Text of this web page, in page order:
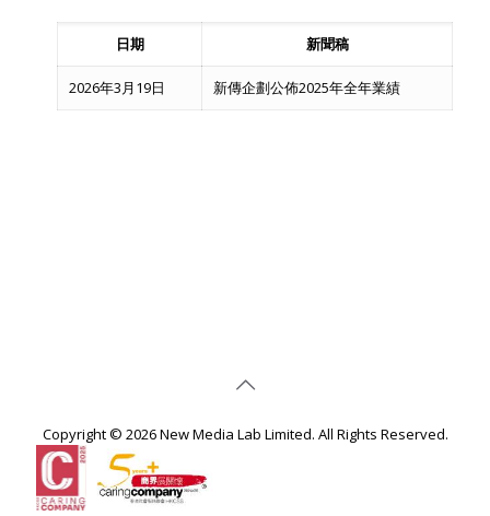
日期 新聞稿
2026年3月19日 新傳企劃公佈2025年全年業績
Copyright © 2026 New Media Lab Limited. All Rights Reserved.